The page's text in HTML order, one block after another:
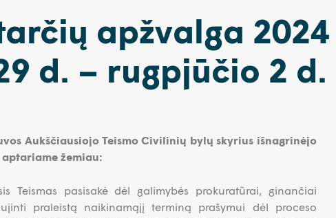
apžvalga 2024
d. – rugpjūčio 2 d.
Aukščiausiojo Teismo Civilinių bylų skyrius išnagrinėjo
žemiau:
Teismas pasisakė dėl galimybės prokuratūrai, ginančiai
praleistą naikinamąjį terminą prašymui dėl proceso